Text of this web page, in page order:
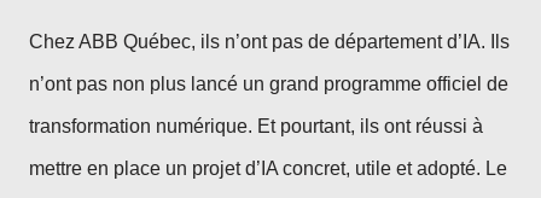
Chez ABB Québec, ils n’ont pas de département d’IA. Ils
n’ont pas non plus lancé un grand programme officiel de
transformation numérique. Et pourtant, ils ont réussi à
mettre en place un projet d’IA concret, utile et adopté. Le